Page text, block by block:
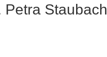
Petra Staubach